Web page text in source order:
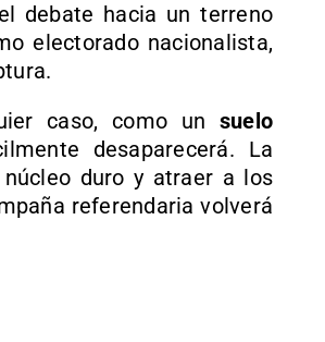
debate hacia un terreno
electorado nacionalista,
caso, como un suelo
desaparecerá. La
duro y atraer a los
referendaria volverá